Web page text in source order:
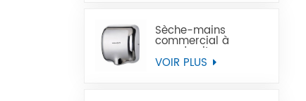
Sèche-mains
commercial à
grande vitesse pour
les toilettes
VOIR PLUS